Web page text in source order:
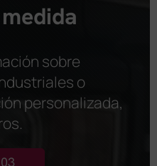
sobre
o
personalizada,
.